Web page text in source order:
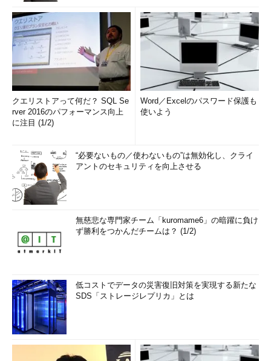
クエリストアって何だ？ SQL Se
rver 2016のパフォーマンス向上
に注目 (1/2)
Word／Excelのパスワード保護も
使いよう
“必要ないもの／使わないもの”は無効化し、クライ
アントのセキュリティを向上させる
無慈悲な専門家チーム「kuromame6」の暗躍に負け
ず勝利をつかんだチームは？ (1/2)
低コストでデータの災害復旧対策を実現する新たな
SDS「ストレージレプリカ」とは